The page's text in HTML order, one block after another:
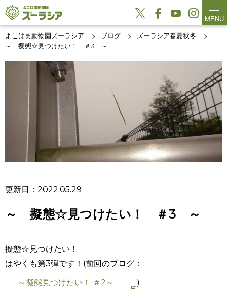
MENU
よこはま動物園ズーラシア ブログ
ズーラシア春夏秋冬
～ 擬態☆見つけたい！ ＃3 ～
更新日：2022.05.29
～ 擬態☆見つけたい！ ＃3 ～
擬態☆見つけたい！
はやくも第3弾です！(前回のブログ：
～擬態見つけたい！ ＃2～
)